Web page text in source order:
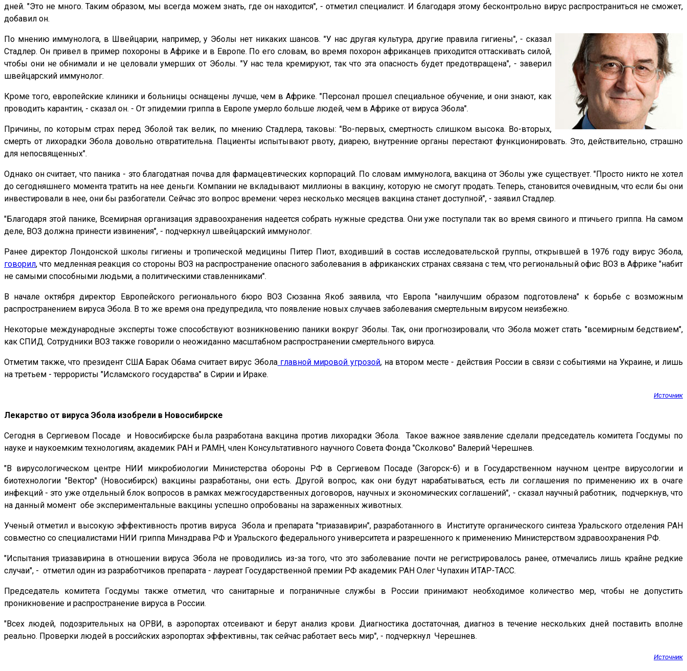
дней. "Это не много. Таким образом, мы всегда можем знать, где он находится", - отметил специалист. И благодаря этому бесконтрольно вирус распространиться не сможет,
добавил он.
По мнению иммунолога, в Швейцарии, например, у Эболы нет никаких шансов. "У нас другая культура, другие правила гигиены", - сказал
Стадлер. Он привел в пример похороны в Африке и в Европе. По его словам, во время похорон африканцев приходится оттаскивать силой,
чтобы они не обнимали и не целовали умерших от Эболы. "У нас тела кремируют, так что эта опасность будет предотвращена", - заверил
швейцарский иммунолог.
Кроме того, европейские клиники и больницы оснащены лучше, чем в Африке. "Персонал прошел специальное обучение, и они знают, как
проводить карантин, - сказал он. - От эпидемии гриппа в Европе умерло больше людей, чем в Африке от вируса Эбола".
Причины, по которым страх перед Эболой так велик, по мнению Стадлера, таковы: "Во-первых, смертность слишком высока. Во-вторых,
смерть от лихорадки Эбола довольно отвратительна. Пациенты испытывают рвоту, диарею, внутренние органы перестают функционировать. Это, действительно, страшно
для непосвященных".
Однако он считает, что паника - это благодатная почва для фармацевтических корпораций. По словам иммунолога, вакцина от Эболы уже существует. "Просто никто не хотел
до сегодняшнего момента тратить на нее деньги. Компании не вкладывают миллионы в вакцину, которую не смогут продать. Теперь, становится очевидным, что если бы они
инвестировали в нее, они бы разбогатели. Сейчас это вопрос времени: через несколько месяцев вакцина станет доступной", - заявил Стадлер.
"Благодаря этой панике, Всемирная организация здравоохранения надеется собрать нужные средства. Они уже поступали так во время свиного и птичьего гриппа. На самом
деле, ВОЗ должна принести извинения", - подчеркнул швейцарский иммунолог.
Ранее директор Лондонской школы гигиены и тропической медицины Питер Пиот, входивший в состав исследовательской группы, открывшей в 1976 году вирус Эбола,
говорил, что медленная реакция со стороны ВОЗ на распространение опасного заболевания в африканских странах связана с тем, что региональный офис ВОЗ в Африке "набит
не самыми способными людьми, а политическими ставленниками".
В начале октября директор Европейского регионального бюро ВОЗ Сюзанна Якоб заявила, что Европа "наилучшим образом подготовлена" к борьбе с возможным
распространением вируса Эбола. В то же время она предупредила, что появление новых случаев заболевания смертельным вирусом неизбежно.
Некоторые международные эксперты тоже способствуют возникновению паники вокруг Эболы. Так, они прогнозировали, что Эбола может стать "всемирным бедствием",
как СПИД. Сотрудники ВОЗ также говорили о неожиданно масштабном распространении смертельного вируса.
Отметим также, что президент США Барак Обама считает вирус Эболаглавной мировой угрозой, на втором месте - действия России в связи с событиями на Украине, и лишь
на третьем - террористы "Исламского государства" в Сирии и Ираке.
Источник
Лекарство от вируса Эбола изобрели в Новосибирске
Сегодня в Сергиевом Посаде и Новосибирске была разработана вакцина против лихорадки Эбола. Такое важное заявление сделали председатель комитета Госдумы по
науке и наукоемким технологиям, академик РАН и РАМН, член Консультативного научного Совета Фонда "Сколково" Валерий Черешнев.
"В вирусологическом центре НИИ микробиологии Министерства обороны РФ в Сергиевом Посаде (Загорск-6) и в Государственном научном центре вирусологии и
биотехнологии "Вектор" (Новосибирск) вакцины разработаны, они есть. Другой вопрос, как они будут нарабатываться, есть ли соглашения по применению их в очаге
инфекций - это уже отдельный блок вопросов в рамках межгосударственных договоров, научных и экономических соглашений", - сказал научный работник, подчеркнув, что
на данный момент обе экспериментальные вакцины успешно опробованы на зараженных животных.
Ученый отметил и высокую эффективность против вируса Эбола и препарата "триазавирин", разработанного в Институте органического синтеза Уральского отделения РАН
совместно со специалистами НИИ гриппа Минздрава РФ и Уральского федерального университета и разрешенного к применению Министерством здравоохранения РФ.
"Испытания триазавирина в отношении вируса Эбола не проводились из-за того, что это заболевание почти не регистрировалось ранее, отмечались лишь крайне редкие
случаи", - отметил один из разработчиков препарата - лауреат Государственной премии РФ академик РАН Олег Чупахин ИТАР-ТАСС.
Председатель комитета Госдумы также отметил, что санитарные и пограничные службы в России принимают необходимое количество мер, чтобы не допустить
проникновение и распространение вируса в России.
"Всех людей, подозрительных на ОРВИ, в аэропортах отсеивают и берут анализ крови. Диагностика достаточная, диагноз в течение нескольких дней поставить вполне
реально. Проверки людей в российских аэропортах эффективны, так сейчас работает весь мир", - подчеркнул Черешнев.
Источник